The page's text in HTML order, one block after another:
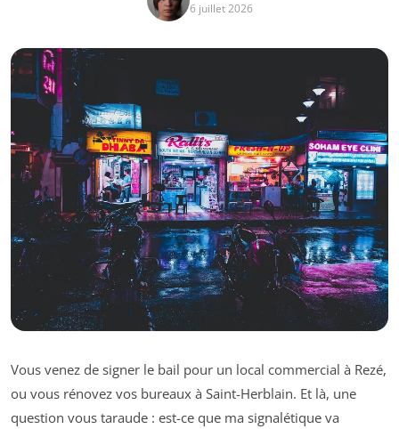
6 juillet 2026
Vous venez de signer le bail pour un local commercial à Rezé,
ou vous rénovez vos bureaux à Saint-Herblain. Et là, une
question vous taraude : est-ce que ma signalétique va